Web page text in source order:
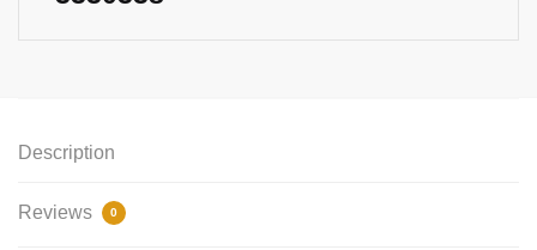
Description
Reviews 0